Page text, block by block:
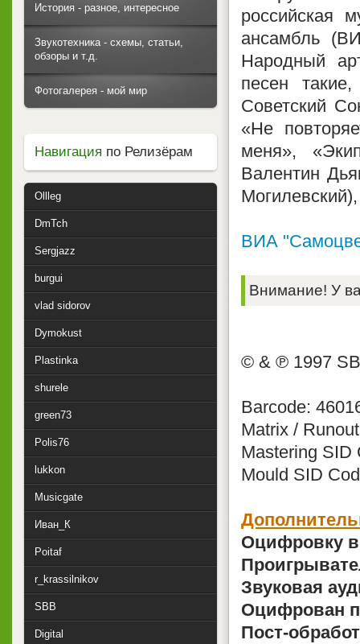
российская
ансамбль
Народный
песен
Советский
«Не
меня»,
Валентин
ВИА
Внимание! У
© & ℗ 1997
Barcode:
Matrix /
Mastering SID
Mould SID
Оцифровку
Звуковая
Оцифрован
Пост-
История - разное, интересное
Звукотехника - схемы, статьи,
обзоры и т.д.
Фотогалерея - мой мир
Навигация по Релизёрам
Ollleg
DmTch
Sergjazz
burgui
vlad sidorov
Dymokust
Plastinka
shurele
green73
Polis76
lukkon
Musicgate
Иван_К
Poitaf
r_krassilnikov
SBB
Digital